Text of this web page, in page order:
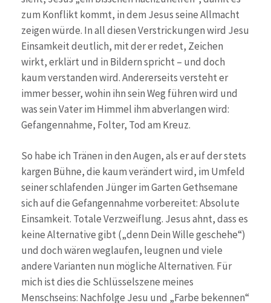
zum Konflikt kommt, in dem Jesus seine Allmacht
zeigen würde. In all diesen Verstrickungen wird Jesu
Einsamkeit deutlich, mit der er redet, Zeichen
wirkt, erklärt und in Bildern spricht – und doch
kaum verstanden wird. Andererseits versteht er
immer besser, wohin ihn sein Weg führen wird und
was sein Vater im Himmel ihm abverlangen wird:
Gefangennahme, Folter, Tod am Kreuz.
So habe ich Tränen in den Augen, als er auf der stets
kargen Bühne, die kaum verändert wird, im Umfeld
seiner schlafenden Jünger im Garten Gethsemane
sich auf die Gefangennahme vorbereitet: Absolute
Einsamkeit. Totale Verzweiflung. Jesus ahnt, dass es
keine Alternative gibt („denn Dein Wille geschehe“)
und doch wären weglaufen, leugnen und viele
andere Varianten nun mögliche Alternativen. Für
mich ist dies die Schlüsselszene meines
Menschseins: Nachfolge Jesu und „Farbe bekennen“